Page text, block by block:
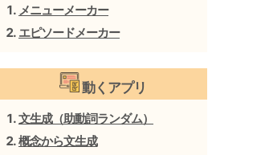
メニューメーカー
エピソードメーカー
動くアプリ
文生成（助動詞ランダム）
概念から文生成